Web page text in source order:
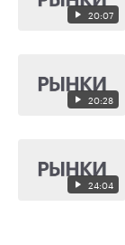
20:07
20:28
24:04